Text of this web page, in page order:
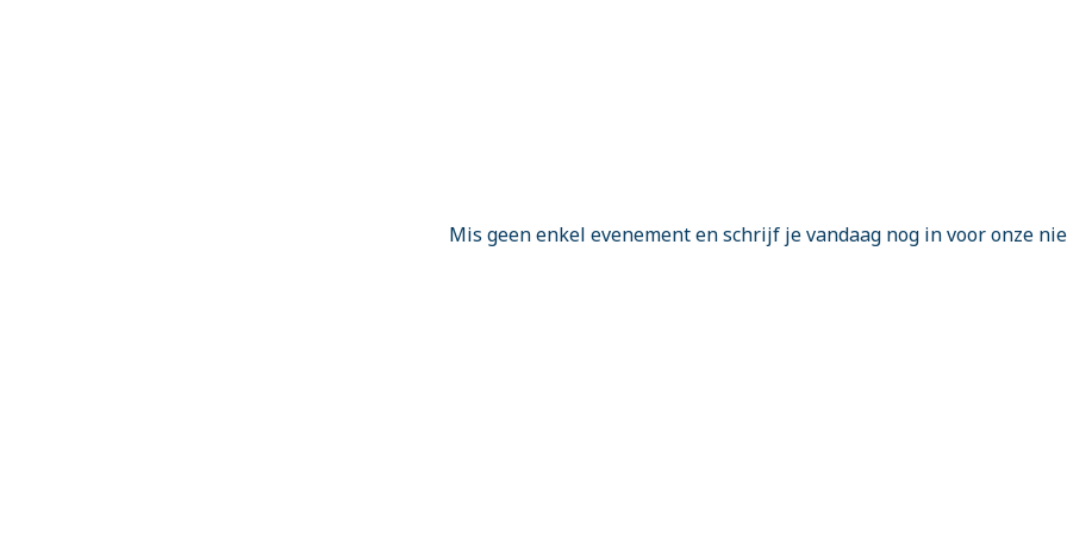
Mis geen enkel evenement en schrijf je vandaag nog in voor onze